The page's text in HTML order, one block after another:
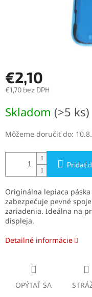
€2,10
€1,70 bez DPH
cena:
Skladom (>5 ks)
Môžeme doručiť do:
Pridať
Originálna lepiaca
zabezpečuje pevné
zariadenia. Ideálna na
displeja.
Detailné informácie
OPÝTAŤ SA